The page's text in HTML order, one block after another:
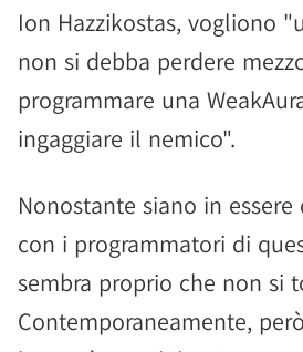
Ion Hazzikostas, vogliono
non si debba perdere
programmare una
ingaggiare il nemico".
Nonostante siano in
con i programmatori di
sembra proprio che non si
Contemporaneamente,